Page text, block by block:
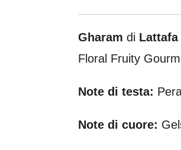
Gharam di
Floral Fruity
Note di testa:
Note di cuore: